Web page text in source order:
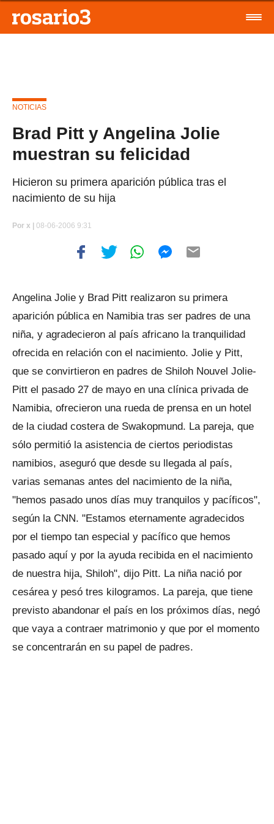
NOTICIAS
Brad Pitt y Angelina Jolie
muestran su felicidad
Hicieron su primera aparición pública tras el
nacimiento de su hija
Por x | 08-06-2006 9:31
Angelina Jolie y Brad Pitt realizaron su primera
aparición pública en Namibia tras ser padres de una
niña, y agradecieron al país africano la tranquilidad
ofrecida en relación con el nacimiento. Jolie y Pitt,
que se convirtieron en padres de Shiloh Nouvel Jolie-
Pitt el pasado 27 de mayo en una clínica privada de
Namibia, ofrecieron una rueda de prensa en un hotel
de la ciudad costera de Swakopmund. La pareja, que
sólo permitió la asistencia de ciertos periodistas
namibios, aseguró que desde su llegada al país,
varias semanas antes del nacimiento de la niña,
"hemos pasado unos días muy tranquilos y pacíficos",
según la CNN. "Estamos eternamente agradecidos
por el tiempo tan especial y pacífico que hemos
pasado aquí y por la ayuda recibida en el nacimiento
de nuestra hija, Shiloh", dijo Pitt. La niña nació por
cesárea y pesó tres kilogramos. La pareja, que tiene
previsto abandonar el país en los próximos días, negó
que vaya a contraer matrimonio y que por el momento
se concentrarán en su papel de padres.